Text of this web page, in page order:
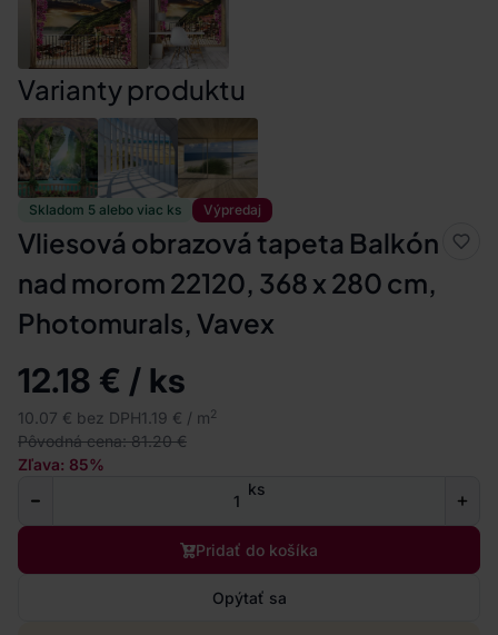
Skladom 5 alebo viac ks Výpredaj
Vliesová obrazová tapeta Balkón
nad morom 22120, 368 x 280 cm,
Photomurals, Vavex
12.18 € / ks
10.07 € bez DPH1.19 € / m2
Pôvodná cena: 81.20 €
Zľava: 85%
ks
Pridať do košíka
Opýtať sa
Varianty produktu